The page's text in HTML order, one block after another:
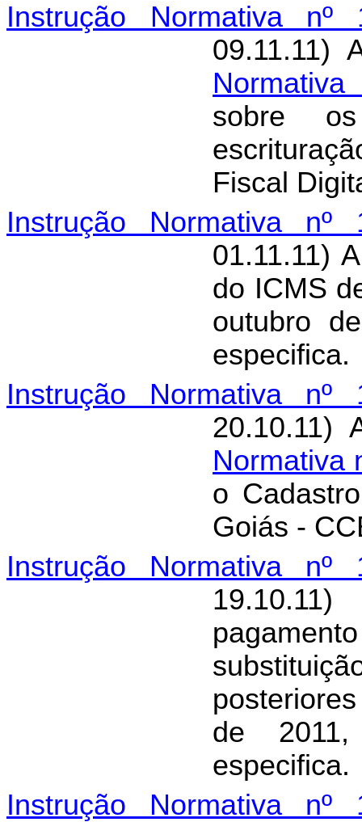
Instrução Normativa nº
09.11.11)
sobre
Fiscal
Instrução Normativa nº
01.11.11)
do ICMS
outubro
especifica.
Instrução Normativa nº
20.10.11)
Normativa
o
Goiás -
Instrução Normativa nº
19.10.11)
de
especifica.
Instrução Normativa nº